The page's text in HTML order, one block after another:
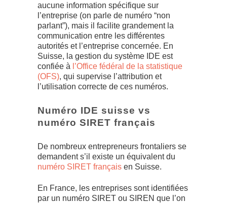
aucune information spécifique sur
l’entreprise (on parle de numéro “non
parlant”), mais il facilite grandement la
communication entre les différentes
autorités et l’entreprise concernée. En
Suisse, la gestion du système IDE est
confiée à l’Office fédéral de la statistique
(OFS), qui supervise l’attribution et
l’utilisation correcte de ces numéros.
Numéro IDE suisse vs
numéro SIRET français
De nombreux entrepreneurs frontaliers se
demandent s’il existe un équivalent du
numéro SIRET français en Suisse.
En France, les entreprises sont identifiées
par un numéro SIRET ou SIREN que l’on